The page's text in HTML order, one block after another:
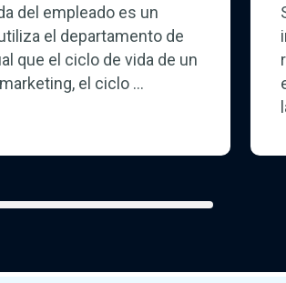
del empleado es un
el departamento de
que el ciclo de vida de un
el ciclo ...